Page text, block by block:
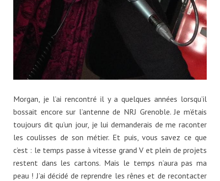
Morgan, je l’ai rencontré il y a quelques années lorsqu’il
bossait encore sur l’antenne de NRJ Grenoble. Je m’étais
toujours dit qu’un jour, je lui demanderais de me raconter
les coulisses de son métier. Et puis, vous savez ce que
c’est : le temps passe à vitesse grand V et plein de projets
restent dans les cartons. Mais le temps n’aura pas ma
peau ! J’ai décidé de reprendre les rênes et de recontacter